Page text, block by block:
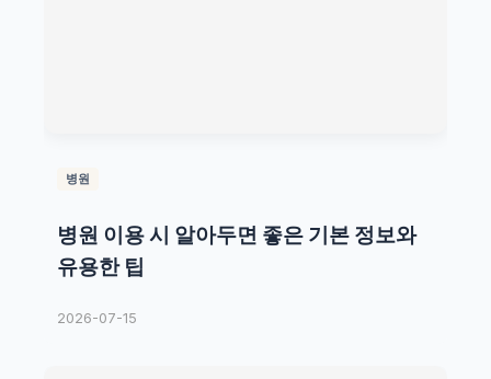
병원
병원 이용 시 알아두면 좋은 기본 정보와
유용한 팁
2026-07-15